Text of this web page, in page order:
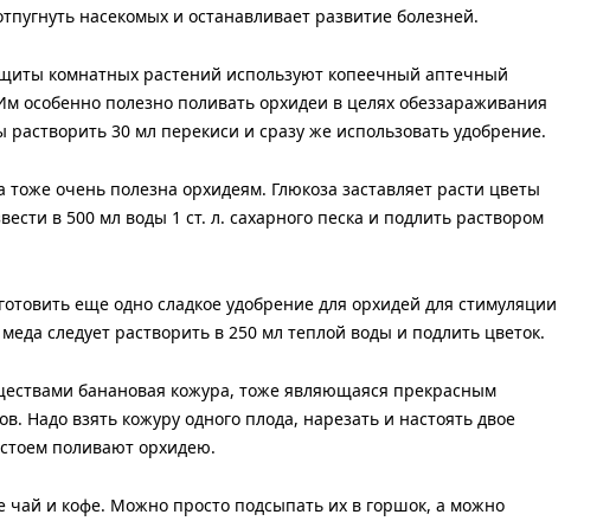
насекомых и останавливает развитие болезней.
комнатных растений используют копеечный аптечный
особенно полезно поливать орхидеи в целях обеззараживания
растворить 30 мл перекиси и сразу же использовать удобрение.
тоже очень полезна орхидеям. Глюкоза заставляет расти цветы
в 500 мл воды 1 ст. л. сахарного песка и подлить раствором
еще одно сладкое удобрение для орхидей для стимуляции
следует растворить в 250 мл теплой воды и подлить цветок.
банановая кожура, тоже являющаяся прекрасным
Надо взять кожуру одного плода, нарезать и настоять двое
поливают орхидею.
чай и кофе. Можно просто подсыпать их в горшок, а можно